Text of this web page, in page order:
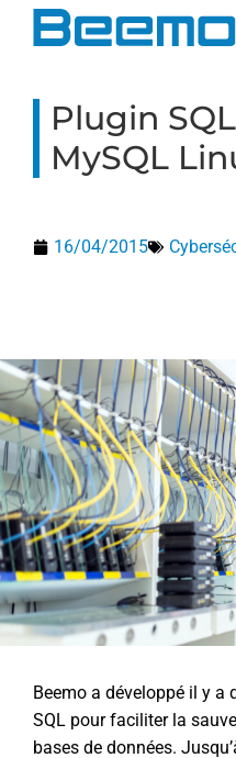
principal
Plugin
MySQL
16/04/2015
Beemo a développé il y a
SQL pour faciliter la
bases de données.